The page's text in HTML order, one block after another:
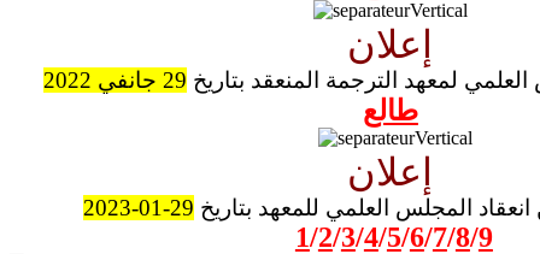
إعلان
لمعهد الترجمة المنعقد بتاريخ 29 جانفي 2022
طالع
إعلان
المجلس العلمي للمعهد بتاريخ 29-01-2023
1/2/3/4/5/6/7/8/9